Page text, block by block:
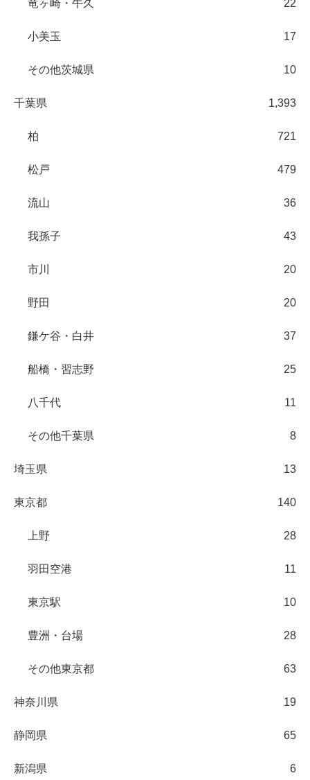
竜ヶ崎・牛久 22
小美玉 17
その他茨城県 10
千葉県 1,393
柏 721
松戸 479
流山 36
我孫子 43
市川 20
野田 20
鎌ケ谷・白井 37
船橋・習志野 25
八千代 11
その他千葉県 8
埼玉県 13
東京都 140
上野 28
羽田空港 11
東京駅 10
豊洲・台場 28
その他東京都 63
神奈川県 19
静岡県 65
新潟県 6